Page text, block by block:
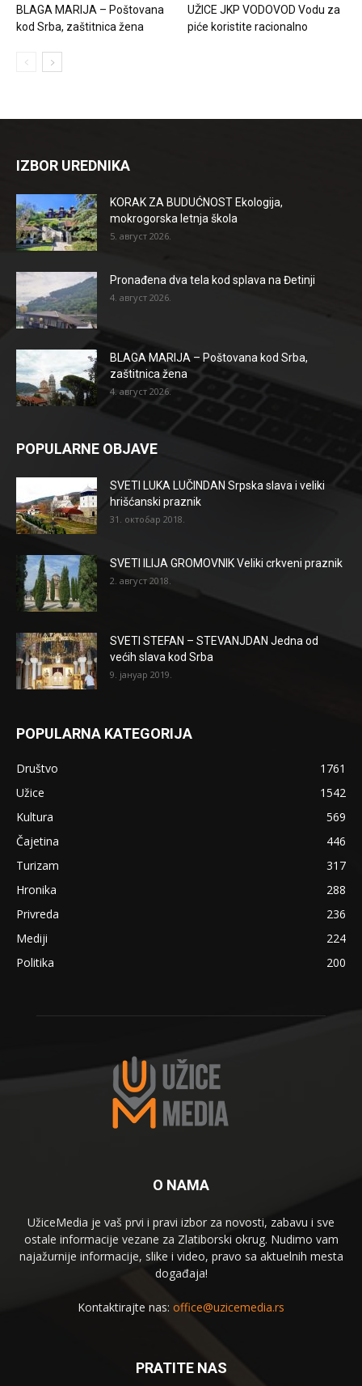
BLAGA MARIJA – Poštovana
kod Srba, zaštitnica žena
UŽICE JKP VODOVOD Vodu za
piće koristite racionalno
IZBOR UREDNIKA
KORAK ZA BUDUĆNOST Ekologija,
mokrogorska letnja škola
5. август 2026.
Pronađena dva tela kod splava na Đetinji
4. август 2026.
BLAGA MARIJA – Poštovana kod Srba,
zaštitnica žena
4. август 2026.
POPULARNE OBJAVE
SVETI LUKA LUČINDAN Srpska slava i veliki
hrišćanski praznik
31. октобар 2018.
SVETI ILIJA GROMOVNIK Veliki crkveni praznik
2. август 2018.
SVETI STEFAN – STEVANJDAN Jedna od
većih slava kod Srba
9. јануар 2019.
POPULARNA KATEGORIJA
Društvo
1761
Užice
1542
Kultura
569
Čajetina
446
Turizam
317
Hronika
288
Privreda
236
Mediji
224
Politika
200
O NAMA
UžiceMedia je vaš prvi i pravi izbor za novosti, zabavu i sve
ostale informacije vezane za Zlatiborski okrug. Nudimo vam
najažurnije informacije, slike i video, pravo sa aktuelnih mesta
događaja!
Kontaktirajte nas: office@uzicemedia.rs
PRATITE NAS